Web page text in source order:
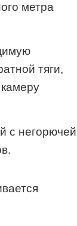
метра
тяги,
с негорючей